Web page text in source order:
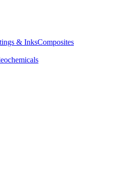
& InksComposites